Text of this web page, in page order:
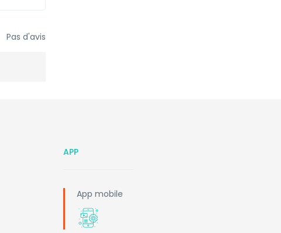
Pas d'avis
APP
App mobile